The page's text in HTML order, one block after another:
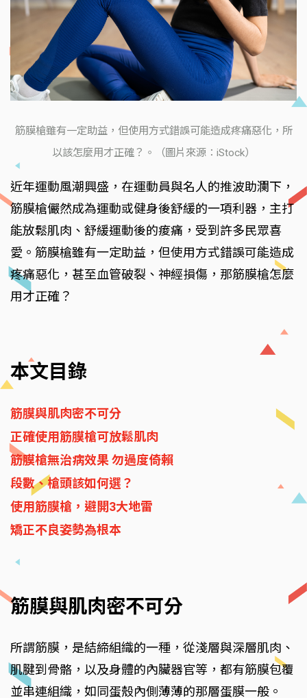
筋膜槍雖有一定助益，但使用方式錯誤可能造成疼痛惡化，所
以該怎麼用才正確？。（圖片來源：iStock）
近年運動風潮興盛，在運動員與名人的推波助瀾下，
筋膜槍儼然成為運動或健身後舒緩的一項利器，主打
能放鬆肌肉、舒緩運動後的痠痛，受到許多民眾喜
愛。筋膜槍雖有一定助益，但使用方式錯誤可能造成
疼痛惡化，甚至血管破裂、神經損傷，那筋膜槍怎麼
用才正確？
本文目錄
筋膜與肌肉密不可分
正確使用筋膜槍可放鬆肌肉
筋膜槍無治病效果 勿過度倚賴
段數、槍頭該如何選？
使用筋膜槍，避開3大地雷
矯正不良姿勢為根本
筋膜與肌肉密不可分
所謂筋膜，是結締組織的一種，從淺層與深層肌肉、
肌腱到骨骼，以及身體的內臟器官等，都有筋膜包覆
並串連組織，如同蛋殼內側薄薄的那層蛋膜一般。